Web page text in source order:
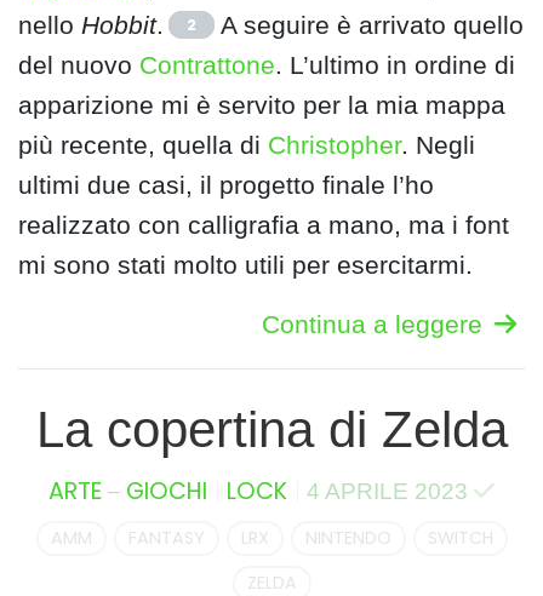
nello Hobbit. 2
A seguire è arrivato quello
del nuovo Contrattone. L’ultimo in ordine di
apparizione mi è servito per la mia mappa
più recente, quella di Christopher. Negli
ultimi due casi, il progetto finale l’ho
realizzato con calligrafia a mano, ma i font
mi sono stati molto utili per esercitarmi.
Continua a leggere
La copertina di Zelda
ARTE– GIOCHI LOCK 4 APRILE 2023
AMM FANTASY LRX NINTENDO
SWITCH
ZELDA